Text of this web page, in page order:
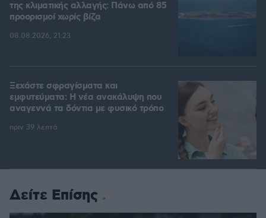
της κλιματικής αλλαγής: Πάνω από 85
προορισμοί χωρίς βίζα
08.08.2026, 21:23
Ξεχάστε σφραγίσματα και
εμφυτεύματα: Η νέα ανακάλυψη που
αναγεννά τα δόντια με φυσικό τρόπο
πριν 39 λεπτά
Δείτε Επίσης